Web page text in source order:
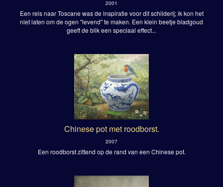
2001
Een reis naar Toscane was de inspiratie voor dit schilderij; ik kon het
niet laten om de ogen "levend" te maken. Een klein beetje bladgoud
geeft de blik een speciaal effect...
Chinese pot met roodborst.
2007
Een roodborst zittend op de rand van een Chinese pot.